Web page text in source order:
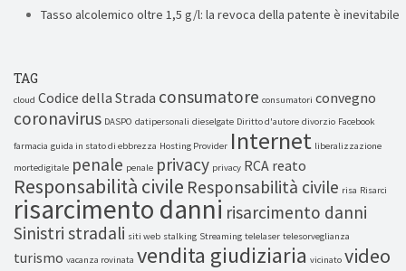
Tasso alcolemico oltre 1,5 g/l: la revoca della patente è inevitabile
TAG
cloud Codice della Strada consumatore consumatori convegno
coronavirus DASPO datipersonali dieselgate Diritto d'autore divorzio Facebook
farmacia guida in stato di ebbrezza Hosting Provider Internet liberalizzazione
mortedigitale penale penale privacy privacy RCA reato
Responsabilità civile Responsabilità civile risa Risarci
risarcimento danni risarcimento danni
Sinistri stradali siti web stalking Streaming telelaser telesorveglianza
turismo vacanza rovinata vendita giudiziaria vicinato video